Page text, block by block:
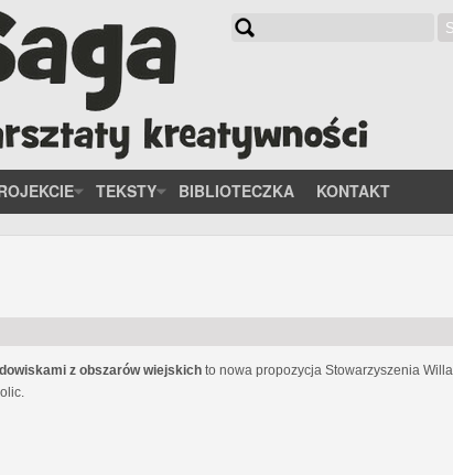
Szukaj
TEKSTY BIBLIOTECZKA KONTAKT
z obszarów wiejskich to nowa propozycja Stowarzyszenia Willa